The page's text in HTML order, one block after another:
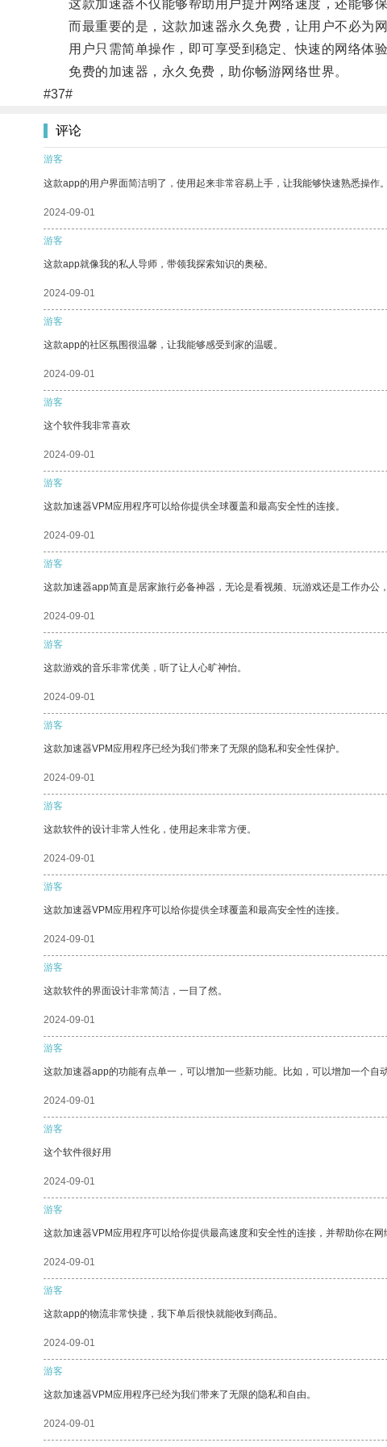
这款加速器不仅能够帮助用户提升网络速度，还能够保
而最重要的是，这款加速器永久免费，让用户不必为网
用户只需简单操作，即可享受到稳定、快速的网络体验
免费的加速器，永久免费，助你畅游网络世界。
#37#
评论
游客
这款app的用户界面简洁明了，使用起来非常容易上手，让我能够快速熟悉操作。
2024-09-01
游客
这款app就像我的私人导师，带领我探索知识的奥秘。
2024-09-01
游客
这款app的社区氛围很温馨，让我能够感受到家的温暖。
2024-09-01
游客
这个软件我非常喜欢
2024-09-01
游客
这款加速器VPM应用程序可以给你提供全球覆盖和最高安全性的连接。
2024-09-01
游客
这款加速器app简直是居家旅行必备神器，无论是看视频、玩游戏还是工作办公
2024-09-01
游客
这款游戏的音乐非常优美，听了让人心旷神怡。
2024-09-01
游客
这款加速器VPM应用程序已经为我们带来了无限的隐私和安全性保护。
2024-09-01
游客
这款软件的设计非常人性化，使用起来非常方便。
2024-09-01
游客
这款加速器VPM应用程序可以给你提供全球覆盖和最高安全性的连接。
2024-09-01
游客
这款软件的界面设计非常简洁，一目了然。
2024-09-01
游客
这款加速器app的功能有点单一，可以增加一些新功能。比如，可以增加一个自
2024-09-01
游客
这个软件很好用
2024-09-01
游客
这款加速器VPM应用程序可以给你提供最高速度和安全性的连接，并帮助你在网
2024-09-01
游客
这款app的物流非常快捷，我下单后很快就能收到商品。
2024-09-01
游客
这款加速器VPM应用程序已经为我们带来了无限的隐私和自由。
2024-09-01